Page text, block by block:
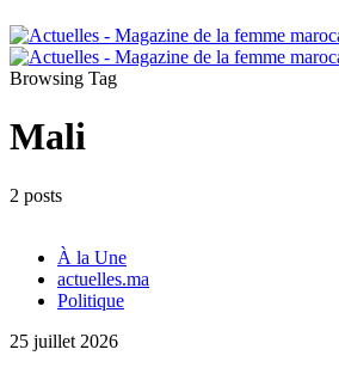
Browsing Tag
Mali
2 posts
À la Une
actuelles.ma
Politique
25 juillet 2026